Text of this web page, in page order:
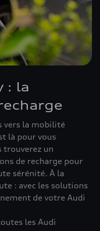
: la
vers la mobilité
là pour vous
trouverez un
de recharge pour
sérénité. À la
: avec les solutions
de votre Audi
les Audi